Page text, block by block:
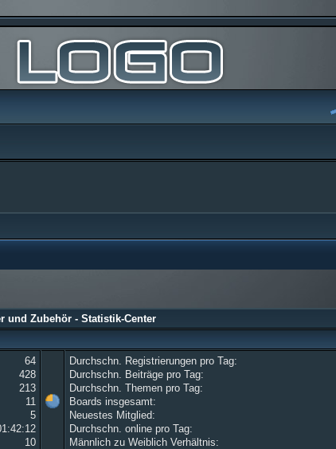
und Zubehör - Statistik-Center
64
428
213
11
5
10
Durchschn. Registrierungen pro Tag:
Durchschn. Beiträge pro Tag:
Durchschn. Themen pro Tag:
Boards insgesamt:
Neuestes Mitglied:
Durchschn. online pro Tag:
Männlich zu Weiblich Verhältnis: